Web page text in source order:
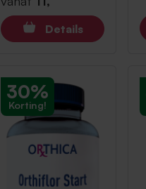
Details
30%
Korting!